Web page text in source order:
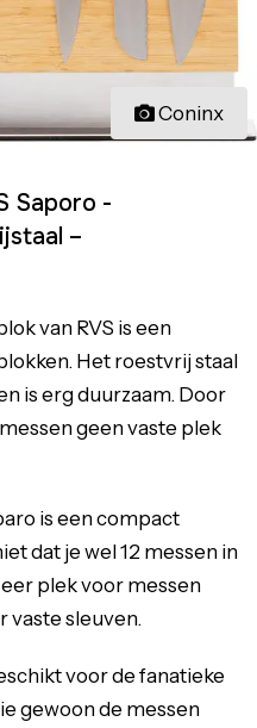
Coninx
Saporo -
–
van RVS is een
Het roestvrij staal
is erg duurzaam. Door
geen vaste plek
is een compact
dat je wel 12 messen in
plek voor messen
vaste sleuven.
voor de fanatieke
gewoon de messen